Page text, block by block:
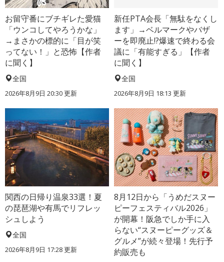
お留守番にブチギレた愛猫
「ウンコしてやろうかな」
→まさかの標的に「目が笑
ってない！」と恐怖【作者
に聞く】
全国
2026年8月9日 20:30更新
新任PTA会長「無駄をなくし
ます」→ベルマークやバザ
ーを即廃止!?爆速で終わる会
議に「有能すぎる」【作者
に聞く】
全国
2026年8月9日 18:13 更新
関西の日帰り温泉33選！夏
の琵琶湖や有馬でリフレッ
シュしよう
全国
2026年8月9日 17:28更新
8月12日から「うめだスヌー
ピーフェスティバル2026」
が開幕！阪急でしか手に入
らない“スヌーピーグッズ＆
グルメ”が続々登場！先行予
約販売も